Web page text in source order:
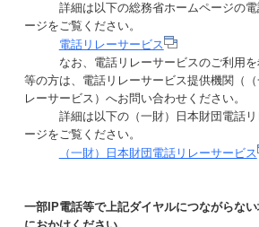
詳細は以下の総務省ホームページの電
ージをご覧ください。
電話リレーサービス
なお、電話リレーサービスのご利用を
等の方は、電話リレーサービス提供機関（
レーサービス）へお問い合わせください。
詳細は以下の（一財）日本財団電話リ
ージをご覧ください。
（一財）日本財団電話リレーサービス
一部IP電話等で上記ダイヤルにつながらな